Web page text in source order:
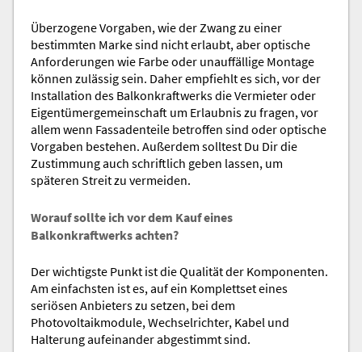
Überzogene Vorgaben, wie der Zwang zu einer
bestimmten Marke sind nicht erlaubt, aber optische
Anforderungen wie Farbe oder unauffällige Montage
können zulässig sein. Daher empfiehlt es sich, vor der
Installation des Balkonkraftwerks die Vermieter oder
Eigentümergemeinschaft um Erlaubnis zu fragen, vor
allem wenn Fassadenteile betroffen sind oder optische
Vorgaben bestehen. Außerdem solltest Du Dir die
Zustimmung auch schriftlich geben lassen, um
späteren Streit zu vermeiden.
Worauf sollte ich vor dem Kauf eines
Balkonkraftwerks achten?
Der wichtigste Punkt ist die Qualität der Komponenten.
Am einfachsten ist es, auf ein Komplettset eines
seriösen Anbieters zu setzen, bei dem
Photovoltaikmodule, Wechselrichter, Kabel und
Halterung aufeinander abgestimmt sind.